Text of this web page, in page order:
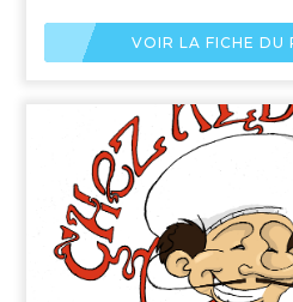
VOIR LA FICHE DU